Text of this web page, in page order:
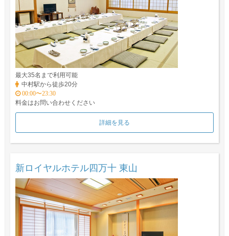
最大35名まで利用可能
中村駅から徒歩20分
00:00〜23:30
料金はお問い合わせください
詳細を見る
新ロイヤルホテル四万十 東山